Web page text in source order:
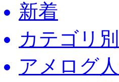
新着
カテゴリ別
アメログ